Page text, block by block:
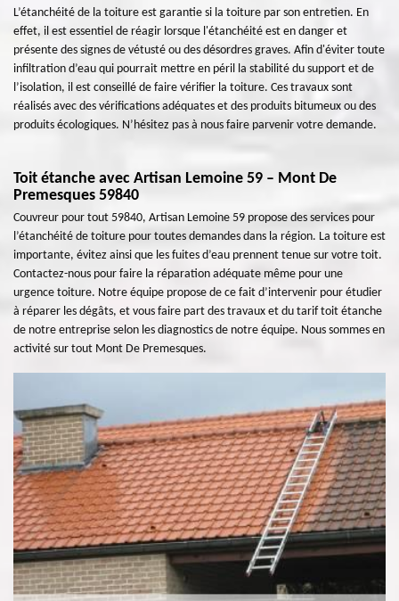
L’étanchéité de la toiture est garantie si la toiture par son entretien. En
effet, il est essentiel de réagir lorsque l'étanchéité est en danger et
présente des signes de vétusté ou des désordres graves. Afin d'éviter toute
infiltration d’eau qui pourrait mettre en péril la stabilité du support et de
l’isolation, il est conseillé de faire vérifier la toiture. Ces travaux sont
réalisés avec des vérifications adéquates et des produits bitumeux ou des
produits écologiques. N’hésitez pas à nous faire parvenir votre demande.
Toit étanche avec Artisan Lemoine 59 – Mont De
Premesques 59840
Couvreur pour tout 59840, Artisan Lemoine 59 propose des services pour
l’étanchéité de toiture pour toutes demandes dans la région. La toiture est
importante, évitez ainsi que les fuites d’eau prennent tenue sur votre toit.
Contactez-nous pour faire la réparation adéquate même pour une
urgence toiture. Notre équipe propose de ce fait d’intervenir pour étudier
à réparer les dégâts, et vous faire part des travaux et du tarif toit étanche
de notre entreprise selon les diagnostics de notre équipe. Nous sommes en
activité sur tout Mont De Premesques.